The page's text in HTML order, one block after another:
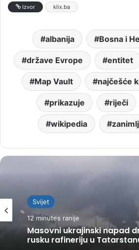
Izvor klix.ba
albanija Bosna i
države Evrope entitet
Map Vault najčešće
prikazuje riječi
wikipedia
Svijet
12 minutes ranije
Masovni ukrajinski napad
rusku rafineriju u